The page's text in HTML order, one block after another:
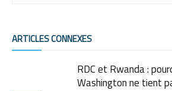
ARTICLES CONNEXES
RDC et Rwanda :
Washington ne tient